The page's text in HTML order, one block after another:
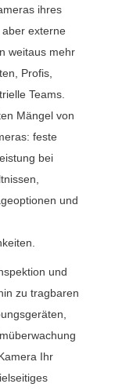
ihres
aber externe
weitaus mehr
Profis,
Teams.
Mängel von
feste
bei
und
und
zu tragbaren
Ihr